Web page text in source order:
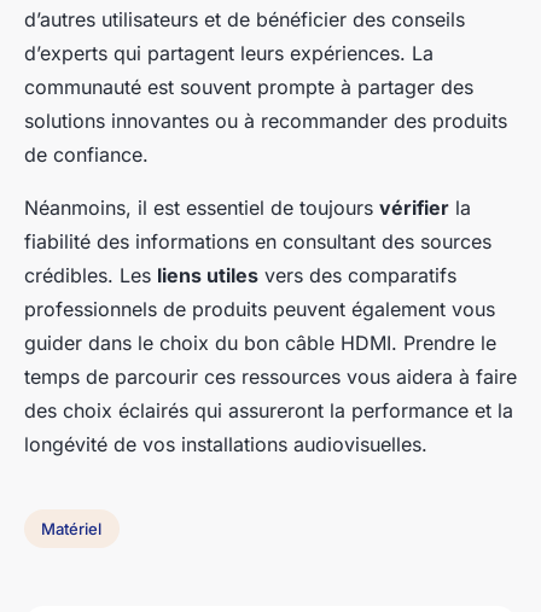
d’autres utilisateurs et de bénéficier des conseils
d’experts qui partagent leurs expériences. La
communauté est souvent prompte à partager des
solutions innovantes ou à recommander des produits
de confiance.
Néanmoins, il est essentiel de toujours vérifier la
fiabilité des informations en consultant des sources
crédibles. Les liens utiles vers des comparatifs
professionnels de produits peuvent également vous
guider dans le choix du bon câble HDMI. Prendre le
temps de parcourir ces ressources vous aidera à faire
des choix éclairés qui assureront la performance et la
longévité de vos installations audiovisuelles.
Matériel